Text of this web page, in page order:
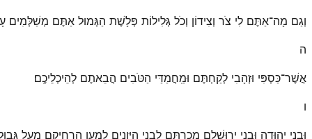
וְגַם מָה־אַתֶּם לִי צֹר וְצִידוֹן וְכֹל גְּלִילוֹת פְּלָשֶׁת הַגְּמוּל אַתֶּם
ה
אֲשֶׁר־כַּסְפִּי וּזְהָבִי לְקַחְתֶּם וּמַֽחֲמַדַּי הַטֹּבִים הֲבֵאתֶם לְהֵיכְלֵיכֶֽם׃
ו
וּבְנֵי יְהוּדָה וּבְנֵי יְרוּשָׁלַ͏ִם מְכַרְתֶּם לִבְנֵי הַיְּוָנִים לְמַעַן הַרְחִיקָם מֵעַל